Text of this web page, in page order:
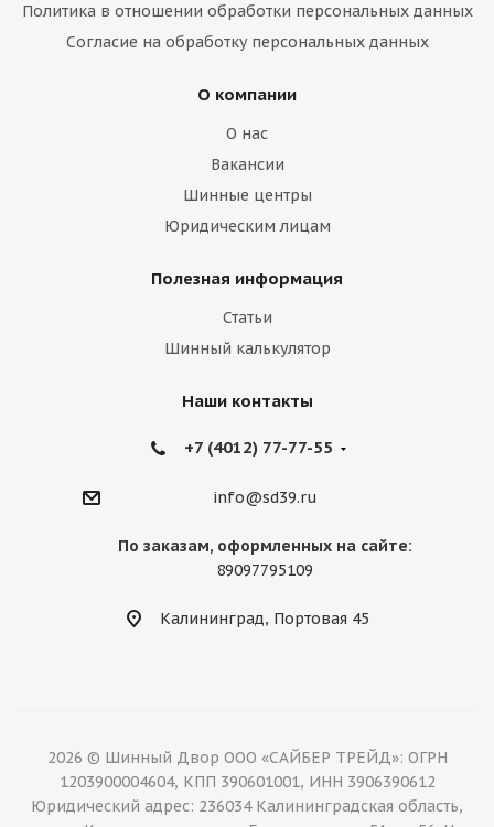
Политика в отношении обработки персональных данных
Согласие на обработку персональных данных
О компании
О нас
Вакансии
Шинные центры
Юридическим лицам
Полезная информация
Статьи
Шинный калькулятор
Наши контакты
+7 (4012) 77-77-55
info@sd39.ru
По заказам, оформленных на сайте:
89097795109
Калининград, Портовая 45
2026 © Шинный Двор ООО «САЙБЕР ТРЕЙД»: ОГРН
1203900004604, КПП 390601001, ИНН 3906390612
Юридический адрес: 236034 Калининградская область,